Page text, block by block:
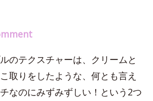
のテクスチャーは、クリームと
取りをしたような、何とも言え
なのにみずみずしい！という2つ